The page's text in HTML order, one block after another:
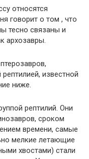
относятся
говорит о том , что
тесно связаны и
архозавры.
известной
ниже.
рептилий. Они
сроком
времени, самые
мелкие летающие
хвостами) стали